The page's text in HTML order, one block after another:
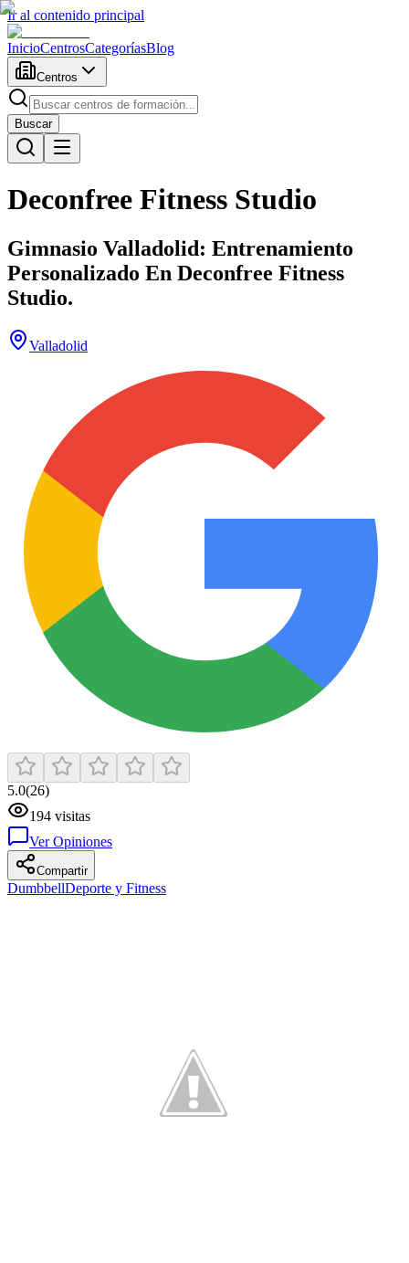
Ir al contenido principal
InicioCentrosCategoríasBlog
Centros
Buscar
Deconfree Fitness Studio
Gimnasio Valladolid: Entrenamiento
Personalizado En Deconfree Fitness
Studio.
Valladolid
5.0(26)
194 visitas
Ver Opiniones
Compartir
DumbbellDeporte y Fitness